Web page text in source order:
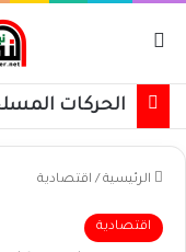
الرئيسية / اقتصادية
اقتصادية